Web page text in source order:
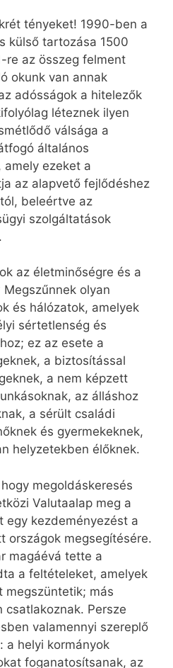
tényeket! 1990-ben a
külső tartozása 1500
re az összeg felment
okunk van annak
adósságok a hitelezők
léteznek ilyen
válsága a
általános
ezeket a
az alapvető fejlődéshez
beleértve az
szolgáltatások
az életminőségre és a
olyan
és hálózatok, amelyek
sértetlenség és
ez az esete a
a biztosítással
a nem képzett
az álláshoz
a sérült családi
és gyermekeknek,
helyzetekben élőknek.
megoldáskeresés
Valutaalap meg a
egy kezdeményezést a
országok megsegítésére.
magáévá tette a
a feltételeket, amelyek
megszüntetik; más
csatlakoznak. Persze
valamennyi szereplő
a helyi kormányok
foganatosítsanak, az